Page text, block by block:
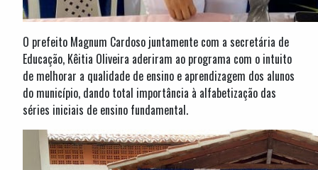
O prefeito Magnum Cardoso juntamente com a secretária de
Educação, Kêitia Oliveira aderiram ao programa com o intuito
de melhorar a qualidade de ensino e aprendizagem dos alunos
do município, dando total importância à alfabetização das
séries iniciais de ensino fundamental.